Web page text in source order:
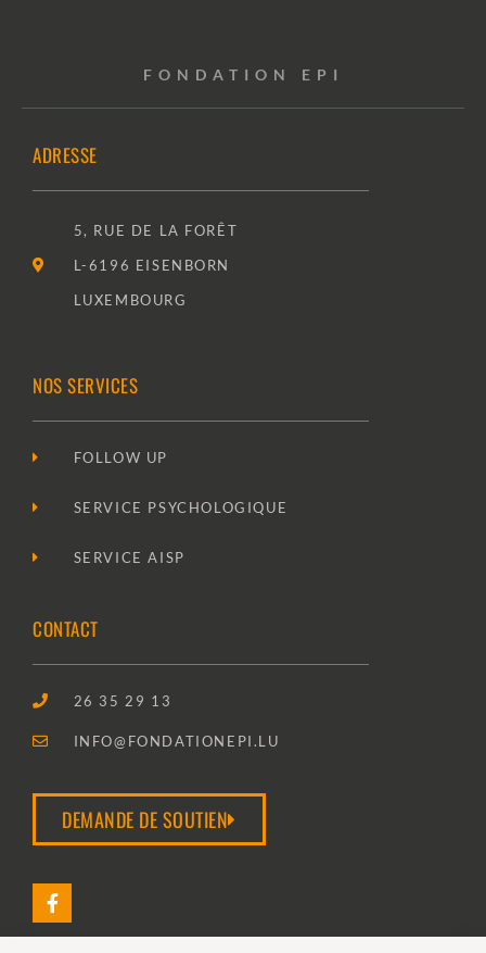
FONDATION EPI
ADRESSE
5, RUE DE LA FORÊT
L-6196 EISENBORN
LUXEMBOURG
NOS SERVICES
FOLLOW UP
SERVICE PSYCHOLOGIQUE
SERVICE AISP
CONTACT
26 35 29 13
INFO@FONDATIONEPI.LU
DEMANDE DE SOUTIEN